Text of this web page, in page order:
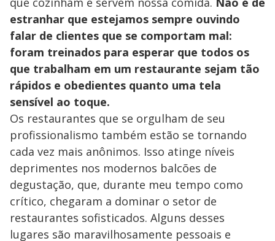
estranhar que estejamos sempre ouvindo
falar de clientes que se comportam mal:
foram treinados para esperar que todos os
que trabalham em um restaurante sejam tão
rápidos e obedientes quanto uma tela
sensível ao toque.
Os restaurantes que se orgulham de seu
profissionalismo também estão se tornando
cada vez mais anônimos. Isso atinge níveis
deprimentes nos modernos balcões de
degustação, que, durante meu tempo como
crítico, chegaram a dominar o setor de
restaurantes sofisticados. Alguns desses
lugares são maravilhosamente pessoais e